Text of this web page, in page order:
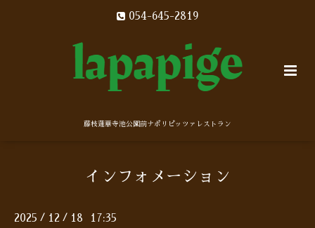
054-645-2819
藤枝蓮華寺池公園前ナポリピッツァレストラン
インフォメーション
2025 / 12 / 18 17:35